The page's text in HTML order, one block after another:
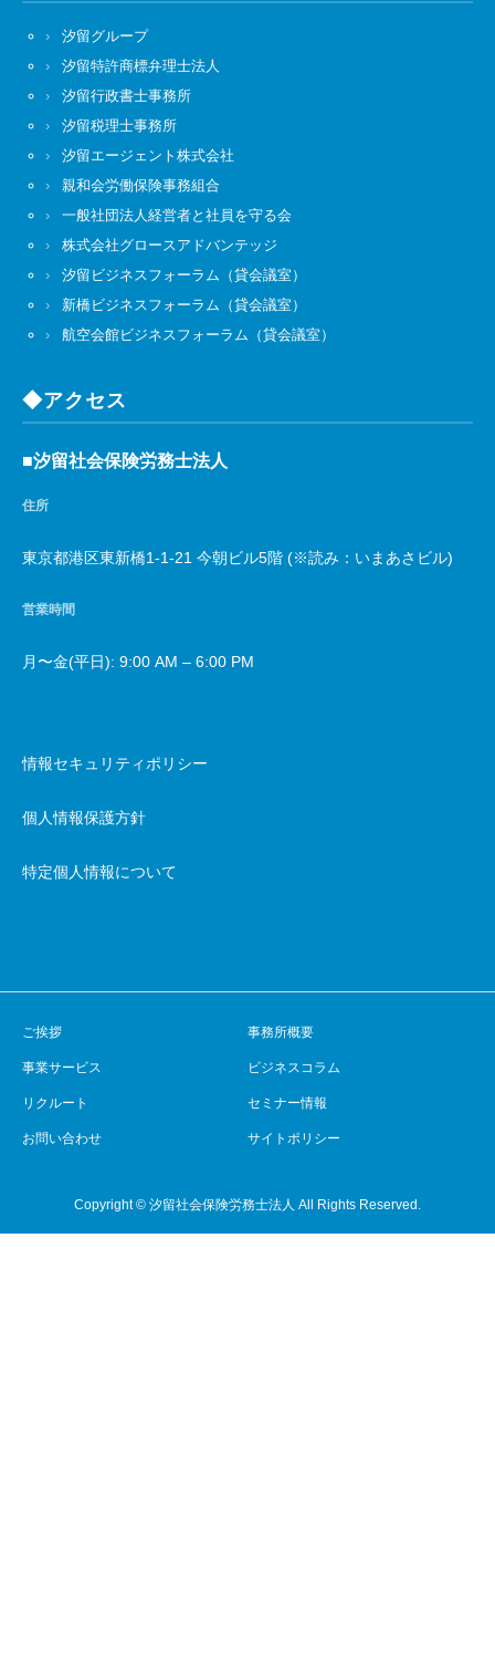
汐留グループ
汐留特許商標弁理士法人
汐留行政書士事務所
汐留税理士事務所
汐留エージェント株式会社
親和会労働保険事務組合
一般社団法人経営者と社員を守る会
株式会社グロースアドバンテッジ
汐留ビジネスフォーラム（貸会議室）
新橋ビジネスフォーラム（貸会議室）
航空会館ビジネスフォーラム（貸会議室）
◆アクセス
■汐留社会保険労務士法人
住所
東京都港区東新橋1-1-21 今朝ビル5階 (※読み：いまあさビル)
営業時間
月〜金(平日): 9:00 AM – 6:00 PM
情報セキュリティポリシー
個人情報保護方針
特定個人情報について
ご挨拶 事務所概要
事業サービス ビジネスコラム
リクルート セミナー情報
お問い合わせ サイトポリシー
Copyright © 汐留社会保険労務士法人 All Rights Reserved.